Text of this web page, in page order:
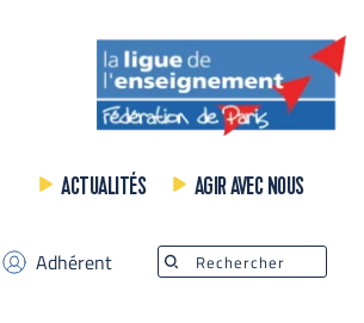
ACTUALITÉS AGIR AVEC NOUS
Adhérent Rechercher